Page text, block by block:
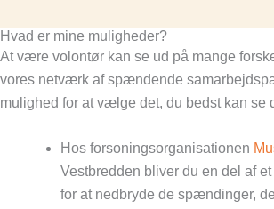
Hvad er mine muligheder?
At være volontør kan se ud på mange
vores netværk af spændende
mulighed for at vælge det, du bedst kan se
Hos forsoningsorganisationen
Vestbredden bliver du en del af
for at nedbryde de spændinger,